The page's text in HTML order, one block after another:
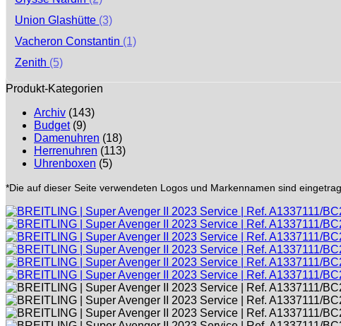
Union Glashütte (3)
Vacheron Constantin (1)
Zenith (5)
Produkt-Kategorien
Archiv (143)
Budget (9)
Damenuhren (18)
Herrenuhren (113)
Uhrenboxen (5)
*Die auf dieser Seite verwendeten Logos und Markennamen sind